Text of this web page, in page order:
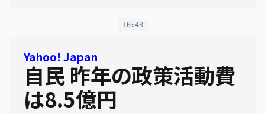
10:43
Yahoo! Japan
自民 昨年の政策活動費
は8.5億円